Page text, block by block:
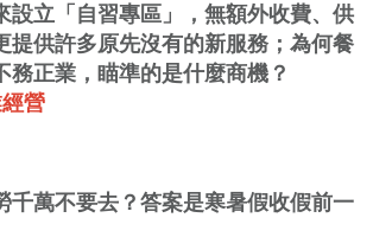
設立「自習專區」，無額外收費、供
提供許多原先沒有的新服務；為何餐
務正業，瞄準的是什麼商機？
營
千萬不要去？答案是寒暑假收假前一